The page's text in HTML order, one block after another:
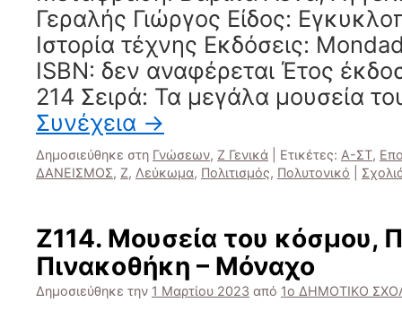
Γεραλής Γιώργος Είδος:
Ιστορία τέχνης Εκδόσεις:
ISBN: δεν αναφέρεται Έτος
214 Σειρά: Τα μεγάλα μουσεία
Συνέχεια →
Δημοσιεύθηκε στη Γνώσεων, Ζ Γενικά Ετικέτες: Α-ΣΤ,
ΔΑΝΕΙΣΜΟΣ, Ζ, Λεύκωμα, Πολιτισμός, Πολυτονικό
Ζ114. Μουσεία του κόσμου,
Πινακοθήκη – Μόναχο
Δημοσιεύθηκε την 1 Μαρτίου 2023 από 1ο ΔΗΜΟΤΙΚΟ